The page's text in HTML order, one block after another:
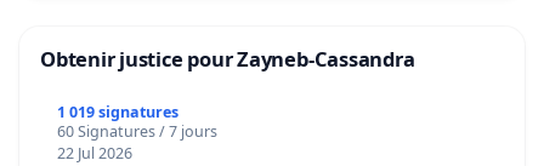
Obtenir justice pour Zayneb-Cassandra
1 019 signatures
60 Signatures / 7 jours
22 Jul 2026